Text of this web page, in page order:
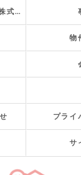
京都市の不動産･イエストア株式会社のお客様の声
物
プライ
サ